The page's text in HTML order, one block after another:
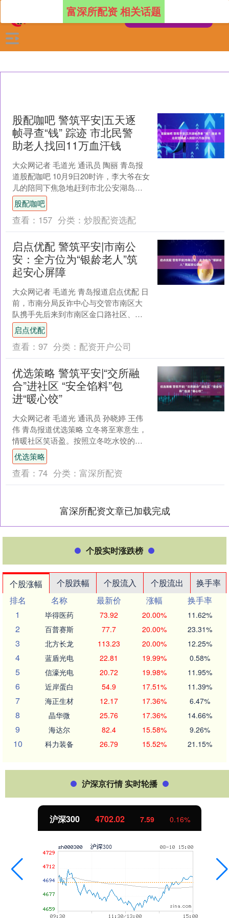
富深所配资 相关话题
股配咖吧 警筑平安|五天逐
帧寻查“钱” 踪迹 市北民警
助老人找回11万血汗钱
大众网记者 毛道光 通讯员 陶丽 青岛报
道股配咖吧 10月9日20时许，李大爷在女
儿的陪同下焦急地赶到市北公安湖岛派
出所报警称，家中卧室11万现金丢失
了。值班民....
股配咖吧
查看： 157 分类： 炒股配资选配
启点优配 警筑平安|市南公
安：全方位为“银龄老人”筑
起安心屏障
大众网记者 毛道光 青岛报道启点优配 日
前，市南分局反诈中心与交管市南区大
队携手先后来到市南区金口路社区、天
台路社区，以“守护银龄 爱在重阳”为主
题，用“唠家常....
启点优配
查看： 97 分类： 配资开户公司
优选策略 警筑平安|“交所融
合”进社区 “安全馅料”包
进“暖心饺”
大众网记者 毛道光 通讯员 孙晓婷 王伟
伟 青岛报道优选策略 立冬将至寒意生，
情暖社区笑语盈。按照立冬吃水饺的习
俗，11月6日上午，一场别开生面的“过冬
包饺子”....
优选策略
查看： 74 分类： 富深所配资
富深所配资文章已加载完成
个股实时涨跌榜
个股涨幅 个股跌幅 个股流入 个股流出
换手率
排名
名称 最新价 涨幅
换手率
1
毕得医药 73.92 20.00% 11.62%
2 百普赛斯 77.7 20.00% 23.31%
3 北方长龙 113.23 20.00% 12.25%
4 蓝盾光电 22.81 19.99% 0.58%
5 信濠光电 20.72 19.98% 11.95%
6 近岸蛋白 54.9 17.51% 11.39%
7 海正生材 12.17 17.36% 6.47%
8 晶华微 25.76 17.36% 14.66%
9 海达尔 82.4 15.58% 9.26%
10 科力装备 26.79 15.52% 21.15%
沪深京行情 实时轮播
北证50 1122.88 -11.37 -1.00%